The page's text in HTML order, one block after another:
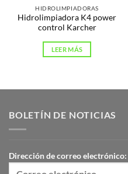
HIDROLIMPIADORAS
Hidrolimpiadora K4 power
control Karcher
LEER MÁS
BOLETÍN DE NOTICIAS
Dirección de correo electrónico: